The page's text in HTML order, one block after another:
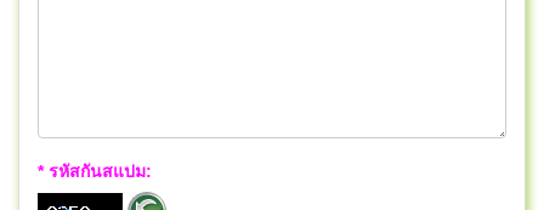
* รหัสกันสแปม: